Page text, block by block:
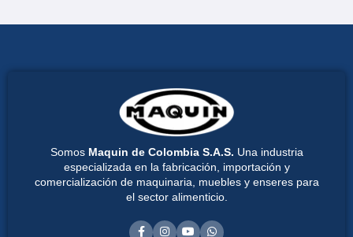
Somos Maquin de Colombia S.A.S. Una industria
especializada en la fabricación, importación y
comercialización de maquinaria, muebles y enseres para
el sector alimenticio.